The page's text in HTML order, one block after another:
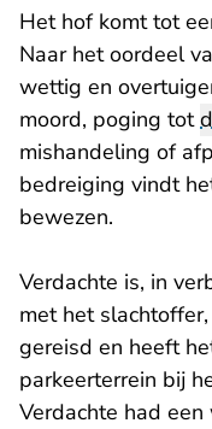
Het hof komt tot
Naar het oordeel
wettig en
moord, poging tot
mishandeling of
bedreiging vindt
bewezen.
Verdachte is, in
met het
gereisd en heeft
parkeerterrein bij
Verdachte had